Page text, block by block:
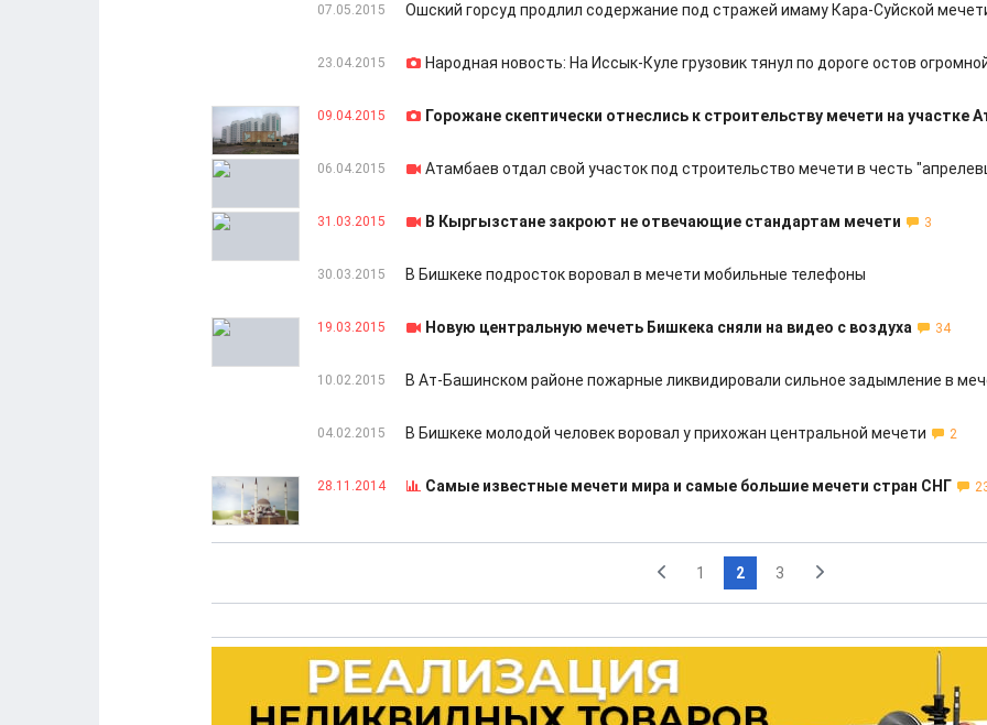
07.05.2015 Ошский горсуд продлил содержание под стражей имаму Кара-Суйской
23.04.2015 Народная новость: На Иссык-Куле грузовик тянул по дороге остов
09.04.2015 Горожане скептически отнеслись к строительству мечети на участке
06.04.2015 Атамбаев отдал свой участок под строительство мечети в честь
31.03.2015 В Кыргызстане закроют не отвечающие стандартам мечети 3
30.03.2015 В Бишкеке подросток воровал в мечети мобильные телефоны
19.03.2015 Новую центральную мечеть Бишкека сняли на видео с воздуха 34
10.02.2015 В Ат-Башинском районе пожарные ликвидировали сильное задымление в
04.02.2015 В Бишкеке молодой человек воровал у прихожан центральной мечети 2
28.11.2014 Самые известные мечети мира и самые большие мечети стран СНГ
1 2 3